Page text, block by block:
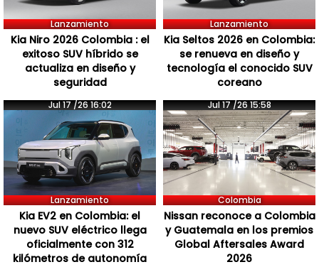
Lanzamiento
Kia Niro 2026 Colombia : el
exitoso SUV híbrido se
actualiza en diseño y
seguridad
Lanzamiento
Kia Seltos 2026 en Colombia:
se renueva en diseño y
tecnología el conocido SUV
coreano
Jul 17 /26 16:02
Lanzamiento
Kia EV2 en Colombia: el
nuevo SUV eléctrico llega
oficialmente con 312
kilómetros de autonomía
Jul 17 /26 15:58
Colombia
Nissan reconoce a Colombia
y Guatemala en los premios
Global Aftersales Award
2026